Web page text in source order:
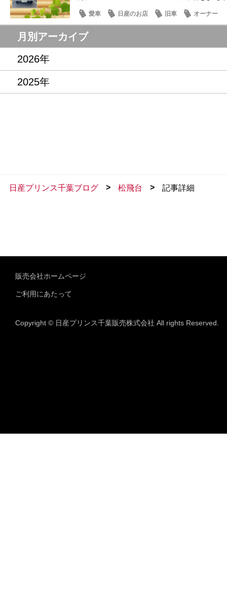
愛車 日産のお店 旧車 オーナー
月別アーカイブ
2026年
2025年
日産プリンス千葉ブログ > 松飛台 > 記事詳細
販売会社ホームページ
ご利用にあたって
Copyright © 日産プリンス千葉販売株式会社 All rights Reserved.